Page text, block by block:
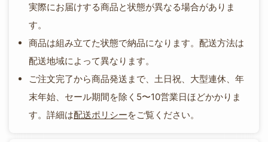
実際にお届けする商品と状態が異なる場合がありま
す。
商品は組み立てた状態で納品になります。配送方法は
配送地域によって異なります。
ご注文完了から商品発送まで、土日祝、大型連休、年
末年始、セール期間を除く5〜10営業日ほどかかりま
す。詳細は配送ポリシーをご覧ください。